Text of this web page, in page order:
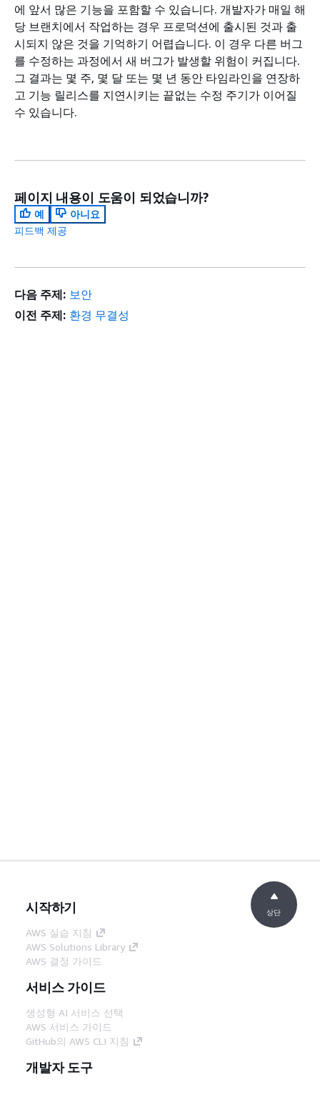
에 앞서 많은 기능을 포함할 수 있습니다. 개발자가 매일 해
당 브랜치에서 작업하는 경우 프로덕션에 출시된 것과 출
시되지 않은 것을 기억하기 어렵습니다. 이 경우 다른 버그
를 수정하는 과정에서 새 버그가 발생할 위험이 커집니다.
그 결과는 몇 주, 몇 달 또는 몇 년 동안 타임라인을 연장하
고 기능 릴리스를 지연시키는 끝없는 수정 주기가 이어질
수 있습니다.
페이지 내용이 도움이 되었습니까?
예
아니요
피드백 제공
다음 주제: 보안
이전 주제: 환경 무결성
시작하기
AWS 실습 지침
AWS Solutions Library
AWS 결정 가이드
서비스 가이드
생성형 AI 서비스 선택
AWS 서비스 가이드
GitHub의 AWS CLI 지침
개발자 도구
상단